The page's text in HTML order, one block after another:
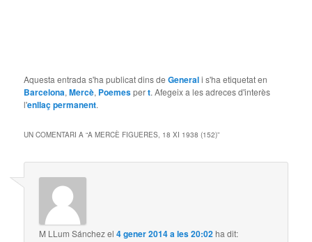
Aquesta entrada s'ha publicat dins deGenerali s'ha etiquetat en
Barcelona,Mercè, Poemespert. Afegeix a les adreces d'interès
l'enllaç permanent.
UN COMENTARI A “A MERCÈ FIGUERES, 18 XI 1938 (152)”
M LLum Sánchezel4 gener 2014 a les 20:02ha dit: